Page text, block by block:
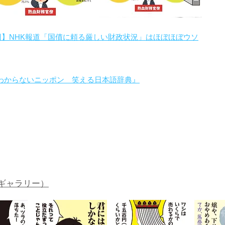
NHK報道「国債に頼る厳しい財政状況」はほぼほぼウソ
からないニッポン 笑える日本語辞典』
ラリー）